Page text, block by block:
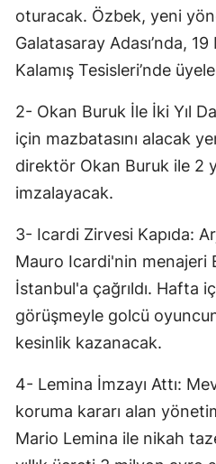
oturacak. Özbek, yeni
Galatasaray Adası’nda, 19
Kalamış Tesisleri’nde
2- Okan Buruk İle İki Yıl
için mazbatasını alacak
direktör Okan Buruk ile 2
imzalayacak.
3- Icardi Zirvesi Kapıda:
Mauro Icardi'nin menajeri
İstanbul'a çağrıldı. Hafta
görüşmeyle golcü
kesinlik kazanacak.
4- Lemina İmzayı Attı:
koruma kararı alan
Mario Lemina ile nikah